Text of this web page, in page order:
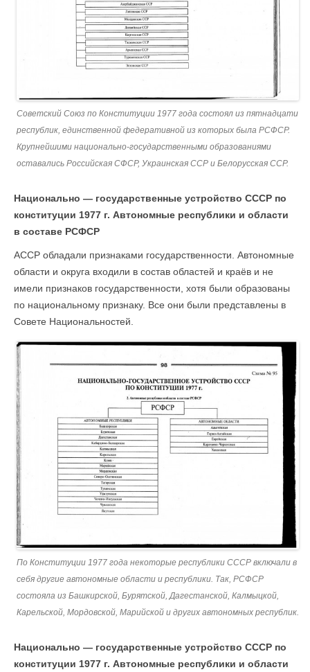
Советский Союз по Конституции 1977 года состоял из пятнадцати
республик, единственной федеративной из которых была РСФСР.
Крупнейшими национально-государственными образованиями
оставались Российская СФСР, Украинская ССР и Белорусская ССР.
Национально — государственные устройство СССР по
конституции 1977 г. Автономные республики и области
в составе РСФСР
АССР обладали признаками государственности. Автономные
области и округа входили в состав областей и краёв и не
имели признаков государственности, хотя были образованы
по национальному признаку. Все они были представлены в
Совете Национальностей.
По Конституции 1977 года некоторые республики СССР включали в
себя другие автономные области и республики. Так, РСФСР
состояла из Башкирской, Бурятской, Дагестанской, Калмыцкой,
Карельской, Мордовской, Марийской и других автономных республик.
Национально — государственные устройство СССР по
конституции 1977 г. Автономные республики и области